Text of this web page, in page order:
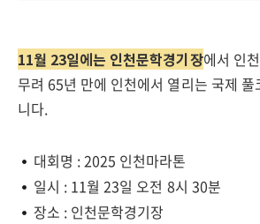
11월 23일에는 인천문학경기장에서 인
무려 65년 만에 인천에서 열리는 국제 풀
니다.
대회명 : 2025 인천마라톤
일시 : 11월 23일 오전 8시 30분
장소 : 인천문학경기장